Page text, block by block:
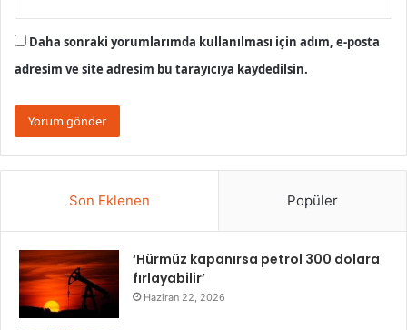
Daha sonraki yorumlarımda kullanılması için adım, e-posta
adresim ve site adresim bu tarayıcıya kaydedilsin.
Son Eklenen Popüler
‘Hürmüz kapanırsa petrol 300 dolara
fırlayabilir’
Haziran 22, 2026